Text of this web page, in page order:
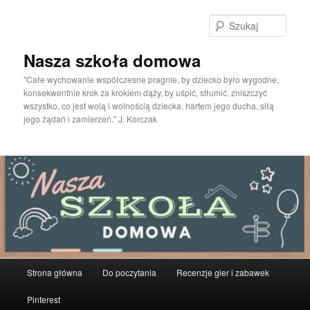
Nasza szkoła domowa
"Całe wychowanie współczesne pragnie, by dziecko było wygodne,
konsekwentnie krok za krokiem dąży, by uśpić, stłumić, zniszczyć
wszystko, co jest wolą i wolnością dziecka, hartem jego ducha, siłą
jego żądań i zamierzeń." J. Korczak
Strona główna Do poczytania Recenzje gier i zabawek
Pinterest